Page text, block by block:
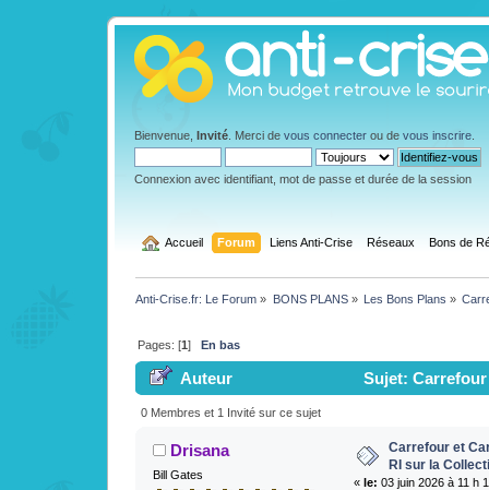
Bienvenue, Invité . Merci de vous connecter ou de vous inscrire
Connexion avec identifiant, mot de passe et durée de la session
Accueil Forum Liens Anti-Crise Réseaux Bons de
Anti-Crise.fr: Le Forum » BONS PLANS» Les Bons Plans »
Pages: [1]En bas
Auteur
Sujet:
Resist Tefal (Lu 1093 fois)
0 Membres et 1 Invité sur ce sujet
Drisana
Bill Gates
Carrefour et
RI sur la
« le: 03 juin 2026 à 11 h